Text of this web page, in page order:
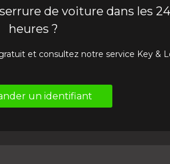
de voiture dans les 24
heures ?
et consultez notre service Key &
un identifiant